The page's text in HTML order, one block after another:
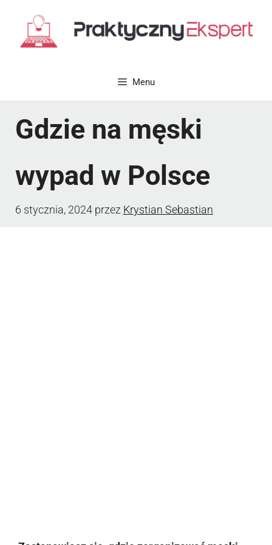
Menu
Gdzie na męski
wypad w Polsce
6 stycznia, 2024 przez Krystian Sebastian